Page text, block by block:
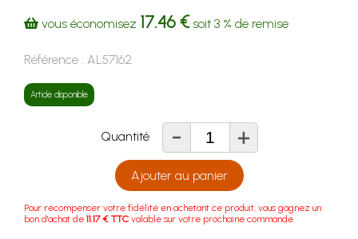
vous économisez 17.46 €soit 3 % de remise
Référence : AL57162
Article disponible
Quantité - +
Ajouter au panier
Pour récompenser votre fidélité en achetant ce produit, vous gagnez un
bon d'achat de 11.17 € TTC valable sur votre prochaine commande.